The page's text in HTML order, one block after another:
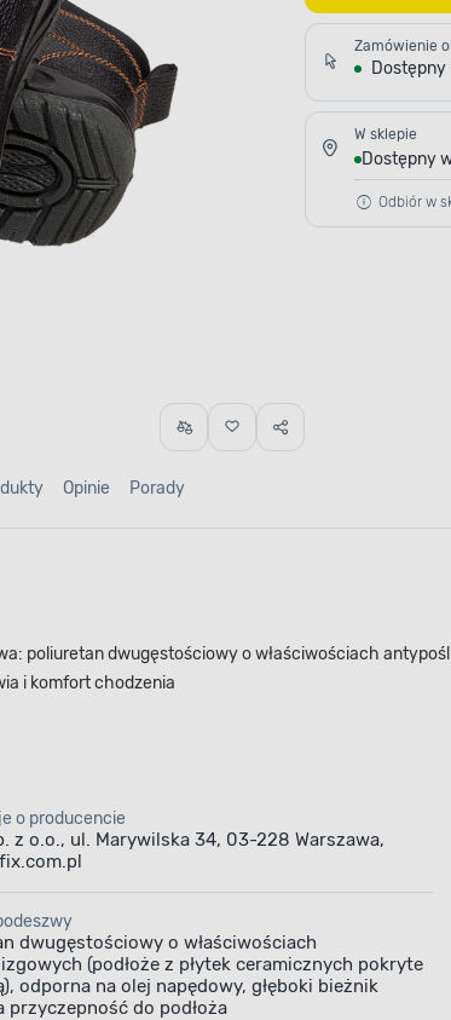
Zamówienie
Dostępny
W sklepie
Dostępny
Odbiór w
Opinie Porady
poliuretan dwugęstościowy o właściwościach
i komfort chodzenia
o producencie
z o.o., ul. Marywilska 34, 03-228 Warszawa,
dwugęstościowy o właściwościach
(podłoże z płytek ceramicznych pokryte
odporna na olej napędowy, głęboki bieżnik
przyczepność do podłoża